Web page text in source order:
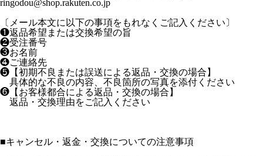
ringodou@shop.rakuten.co.jp
〔メール本文に以下の事項をもれなくご記入ください〕
❶返品希望または交換希望の旨
❷受注番号
❸お名前
❹ご連絡先
❺【初期不良または誤送による返品・交換の場合】
具体的な不良の内容、不良箇所の写真を添付ください
❻【お客様都合による返品・交換の場合】
返品・交換理由をご記入ください
■キャンセル・返金・交換についての注意事項